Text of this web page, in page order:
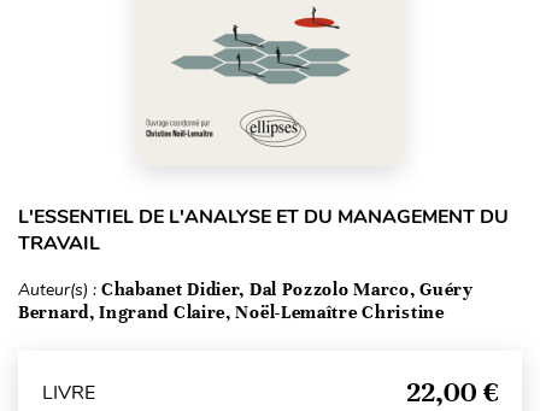
L'ESSENTIEL DE L'ANALYSE ET DU MANAGEMENT DU
TRAVAIL
Auteur(s) : Chabanet Didier, Dal Pozzolo Marco, Guéry
Bernard, Ingrand Claire, Noël-Lemaître Christine
LIVRE 22,00 €